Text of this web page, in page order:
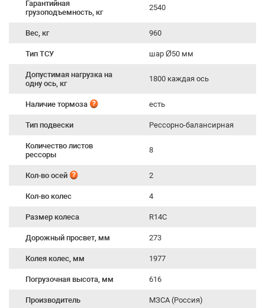
Гарантийная
грузоподъемность, кг
2540
Вес, кг 960
Тип ТСУ шар Ø50 мм
Допустимая нагрузка на
одну ось, кг
1800 каждая ось
Наличие тормоза есть
Тип подвески Рессорно-балансирная
Количество листов
рессоры
8
Кол-во осей 2
Кол-во колес 4
Размер колеса R14C
Дорожный просвет, мм 273
Колея колес, мм 1977
Погрузочная высота, мм 616
Производитель МЗСА (Россия)